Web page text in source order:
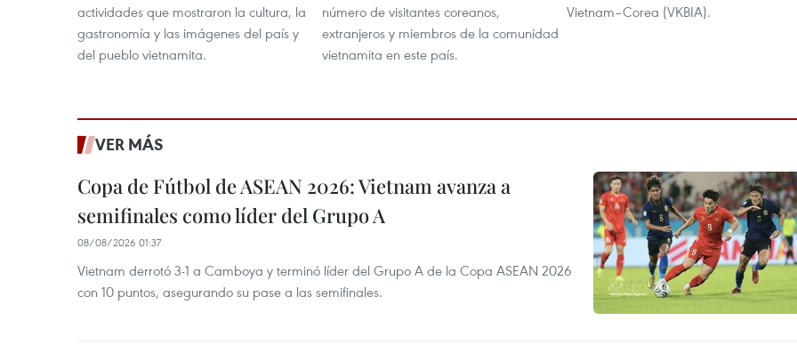
actividades que mostraron la cultura, la
gastronomía y las imágenes del país y
del pueblo vietnamita.
número de visitantes coreanos,
extranjeros y miembros de la comunidad
vietnamita en este país.
Vietnam–Corea (VKBIA).
VER MÁS
Copa de Fútbol de ASEAN 2026: Vietnam avanza a
semifinales como líder del Grupo A
08/08/2026 01:37
Vietnam derrotó 3-1 a Camboya y terminó líder del Grupo A de la Copa ASEAN 2026
con 10 puntos, asegurando su pase a las semifinales.